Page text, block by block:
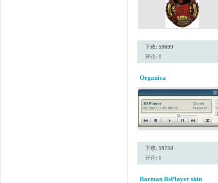
下载: 59699
评论: 0
Organica
下载: 59758
评论: 0
Barman BsPlayer skin